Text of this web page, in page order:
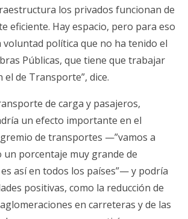
los privados funcionan de
eficiente. Hay espacio, pero para eso
voluntad política que no ha tenido el
Públicas, que tiene que trabajar
de Transporte”, dice.
de carga y pasajeros,
un efecto importante en el
de transportes —”vamos a
porcentaje muy grande de
así en todos los países”— y podría
positivas, como la reducción de
en carreteras y de las